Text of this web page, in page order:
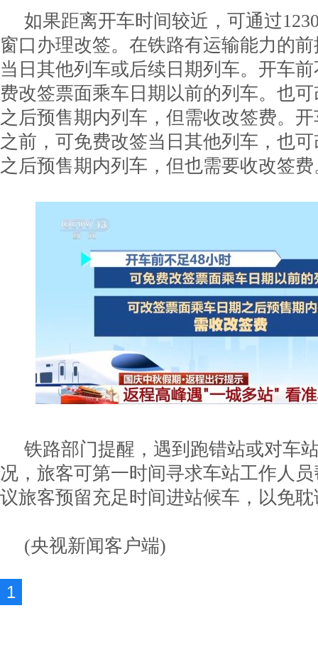
如果距离开车时间较近，可通过
窗口办理改签。在铁路有运输能力的
当日其他列车或后续日期列车。开车
费改签票面乘车日期以前的列车。也
之后预售期内列车，但需收改签费。
之前，可免费改签当日其他列车，也
之后预售期内列车，但也需要收改签费
铁路部门提醒，遇到跑错站或对车
况，旅客可第一时间寻求车站工作人
议旅客预留充足时间进站候车，以免
(央视新闻客户端)
1